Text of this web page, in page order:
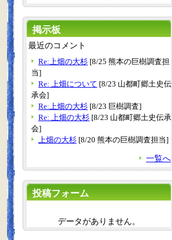
掲示板
最近のコメント
Re:上畑の大杉 [8/25 熊本の巨樹調査担
当]
Re: 上畑について [8/23 山都町郷土史伝
承会]
Re:上畑の大杉 [8/23 巨樹調査]
Re: 上畑の大杉 [8/23 山都町郷土史伝承
会]
上畑の大杉 [8/20 熊本の巨樹調査担当]
一覧へ
投稿フォーム
データがありません。